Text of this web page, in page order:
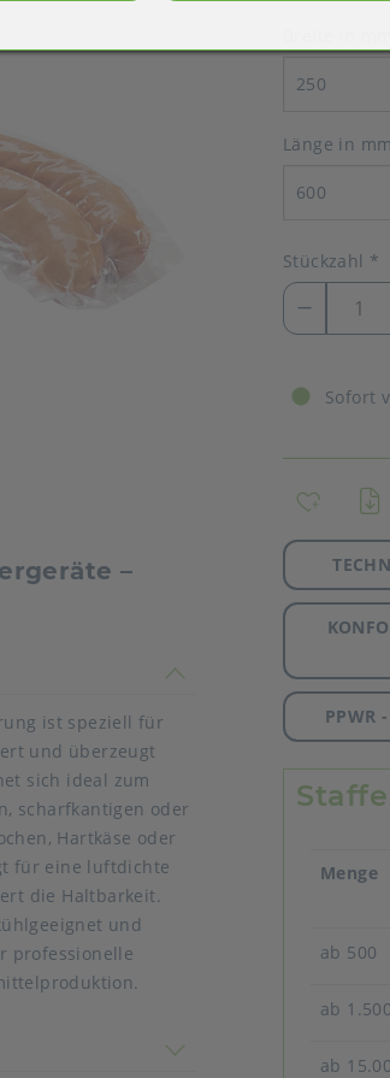
–
nicht überein
ist speziell für
und überzeugt
sich ideal zum
scharfkantigen oder
Hartkäse oder
für eine luftdichte
die Haltbarkeit.
und
professionelle
250
Länge in mm
600
Stückzahl *
Sofort
PPWR
Menge
ab 500
ab 1.500
ab